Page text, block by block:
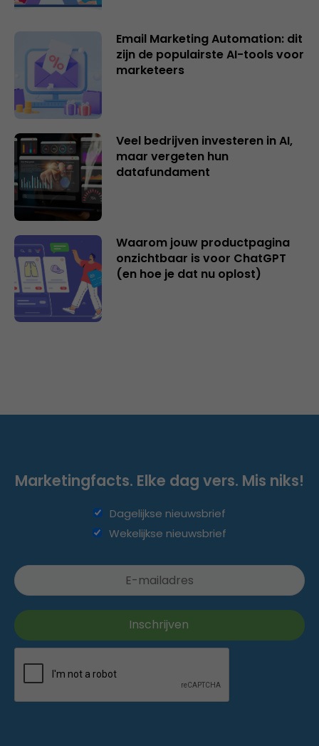
Email Marketing Automation: dit
zijn de populairste AI-tools voor
marketeers
Veel bedrijven investeren in AI,
maar vergeten hun
datafundament
Waarom jouw productpagina
onzichtbaar is voor ChatGPT
(en hoe je dat nu oplost)
Marketingfacts. Elke dag vers. Mis niks!
Dagelijkse nieuwsbrief
Wekelijkse nieuwsbrief